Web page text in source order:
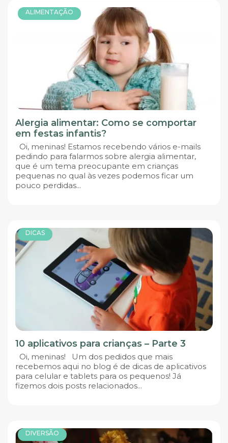
ALIMENTAÇÃO
Alergia alimentar: Como se comportar
em festas infantis?
Oi, meninas! Estamos recebendo vários e-mails
pedindo para falarmos sobre alergia alimentar,
que é um tema preocupante em crianças
pequenas no qual às vezes podemos ficar um
pouco perdidas...
DICAS
10 aplicativos para crianças – Parte 3
Oi, meninas! Um dos pedidos que mais
recebemos aqui no blog é de dicas de aplicativos
para celular e tablets para os pequenos! Já
fizemos dois posts relacionados...
DIVERSÃO